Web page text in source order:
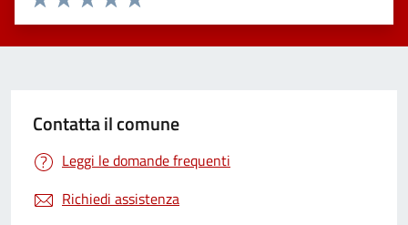
Valuta 5 stelle su 5
Valuta 4 stelle su 5
Valuta 3 stelle su 5
Valuta 2 stelle su 5
Valuta 1 stelle su 5
Contatta il comune
Leggi le domande frequenti
Richiedi assistenza